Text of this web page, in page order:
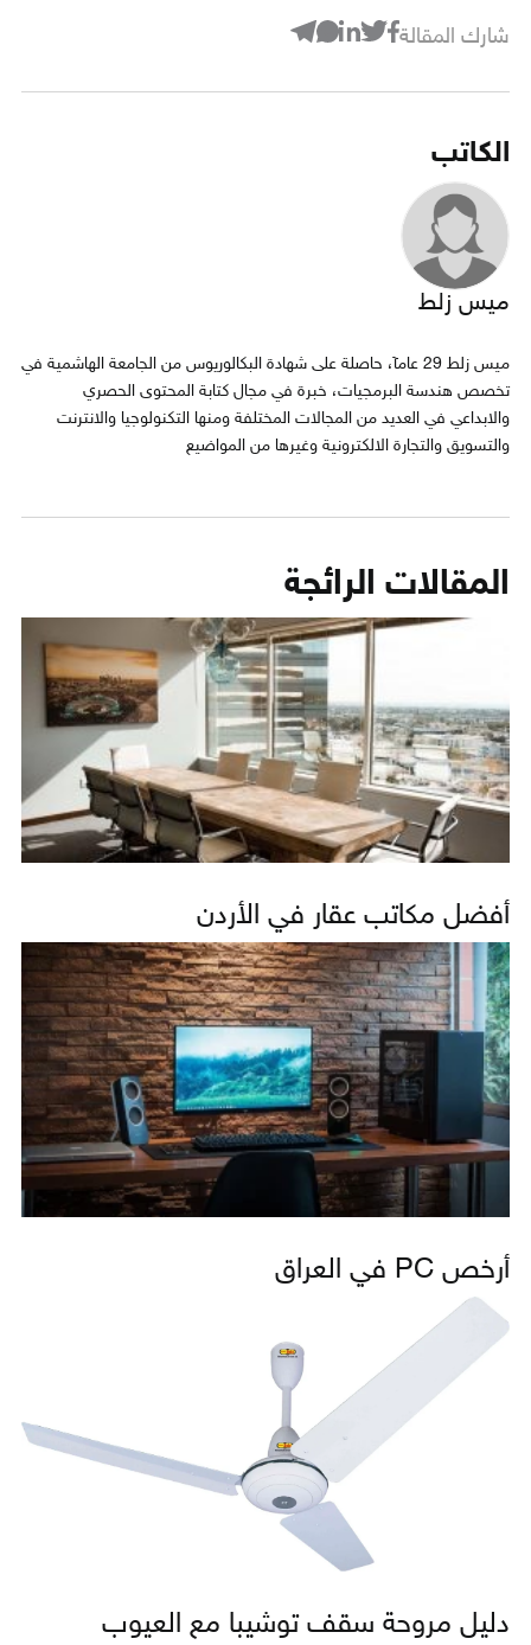
شارك المقالة
الكاتب
ميس زلط
ميس زلط 29 عامآ، حاصلة على شهادة البكالوريوس من الجامعة الهاشمية في
تخصص هندسة البرمجيات، خبرة في مجال كتابة المحتوى الحصري
والابداعي في العديد من المجالات المختلفة ومنها التكنولوجيا والانترنت
والتسويق والتجارة الالكترونية وغيرها من المواضيع
المقالات الرائجة
أفضل مكاتب عقار في الأردن
أرخص PC في العراق
دليل مروحة سقف توشيبا مع العيوب